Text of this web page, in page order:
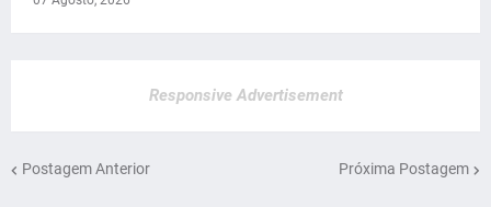
Responsive Advertisement
Postagem Anterior Próxima Postagem